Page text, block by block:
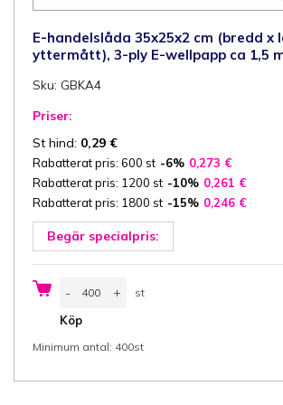
E-handelslåda 35x25x2 cm (bredd x
yttermått), 3-ply E-wellpapp ca 1,5
Sku: GBKA4
Priser:
St hind: 0,29 €
Rabatterat pris: 600 st -6% 0,273 €
Rabatterat pris: 1200 st -10% 0,261 €
Rabatterat pris: 1800 st -15% 0,246 €
Begär specialpris:
-
handelslåda
cm
x
höjd/
+ st
Köp
Minimum antal: 400st